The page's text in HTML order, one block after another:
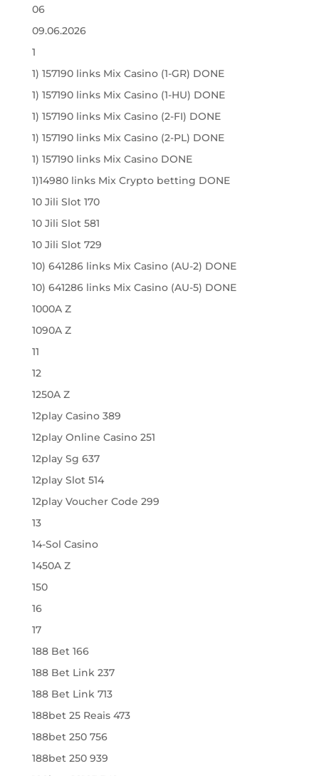
06
09.06.2026
1
1) 157190 links Mix Casino (1-GR) DONE
1) 157190 links Mix Casino (1-HU) DONE
1) 157190 links Mix Casino (2-FI) DONE
1) 157190 links Mix Casino (2-PL) DONE
1) 157190 links Mix Casino DONE
1)14980 links Mix Crypto betting DONE
10 Jili Slot 170
10 Jili Slot 581
10 Jili Slot 729
10) 641286 links Mix Casino (AU-2) DONE
10) 641286 links Mix Casino (AU-5) DONE
1000A Z
1090A Z
11
12
1250A Z
12play Casino 389
12play Online Casino 251
12play Sg 637
12play Slot 514
12play Voucher Code 299
13
14-Sol Casino
1450A Z
150
16
17
188 Bet 166
188 Bet Link 237
188 Bet Link 713
188bet 25 Reais 473
188bet 250 756
188bet 250 939